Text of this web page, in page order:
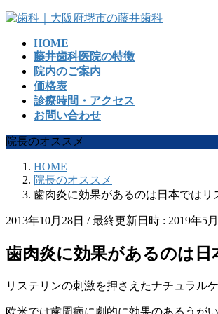
コ
ッ
プ
ナ
移
動
HOME
藤井歯科医院の特徴
院内のご案内
価格表
診療時間・アクセス
お問い合わせ
院長のオススメ
HOME
院長のオススメ
歯肉炎に効果があるのは日本ではリ
2013年10月28日 / 最終更新日時 : 2019年5
歯肉炎に効果があるのは
リステリンの刺激を押さえたナチュラル
欧米では歯周病に劇的に効果のあるうが